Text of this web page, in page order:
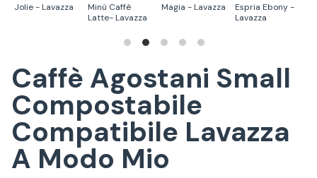
Jolie - Lavazza
Minù Caffè
Latte- Lavazza
Magia - Lavazza
Espria Ebony -
Lavazza
Caffè Agostani Small
Compostabile
Compatibile Lavazza
A Modo Mio